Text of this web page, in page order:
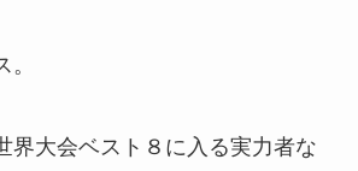
界大会ベスト８に入る実力者な